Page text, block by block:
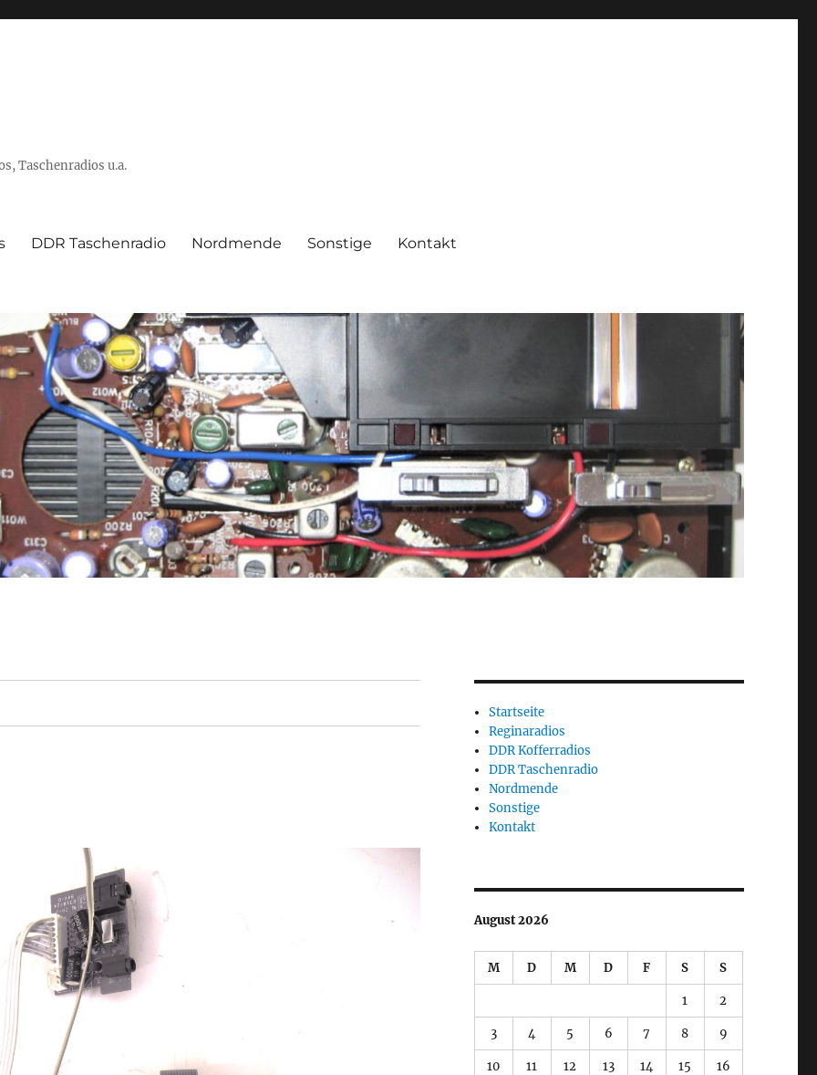
Taschenradios u.a.
DDR Taschenradio Nordmende Sonstige Kontakt
Startseite
Reginaradios
DDR Kofferradios
DDR Taschenradio
Nordmende
Sonstige
Kontakt
August 2026
M D M D F S S
1 2
3 4 5 6 7 8 9
10 11 12 13 14 15 16